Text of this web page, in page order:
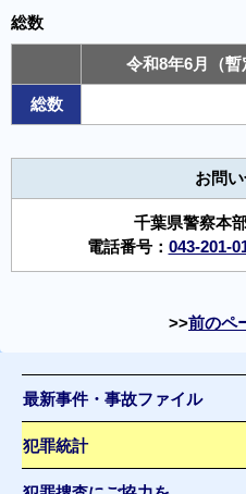
総数
令和8年6月（暫
総数
お問
千葉県警察本
電話番号： 043-201-
前のペ
最新事件・事故ファイル
犯罪統計